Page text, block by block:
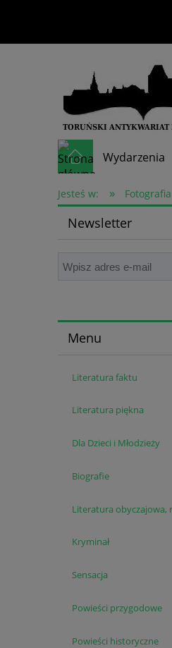
Wydarzenia
Skup książek
Jesteś w: » Fotografia
Newsletter
Menu
Literatura faktu
Literatura piękna
Dla Dzieci i Młodzieży
Biografie
Literatura obyczajowa,
Kryminał
Sensacja
Powieści przygodowe
Powieści historyczne